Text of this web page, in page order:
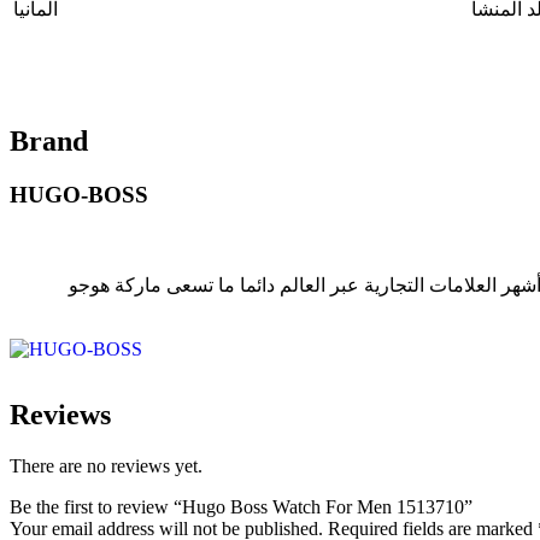
المانيا المنشأ
Brand
HUGO-BOSS
Reviews
There are no reviews yet.
Be the first to review “Hugo Boss Watch For Men 1513710”
Your email address will not be published. Required fields are marked